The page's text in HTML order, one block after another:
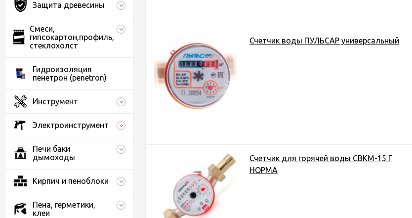
Защита древесины
Смеси,
гипсокартон,профиль,
стеклохолст
Гидроизоляция
пенетрон (penetron)
Инструмент
Электроинструмент
Печи баки
дымоходы
Кирпич и пеноблоки
Пена, герметики,
клеи
Счетчик воды ПУЛЬСАР универсальный
Счетчик для горячей воды СВКМ-15 Г
НОРМА